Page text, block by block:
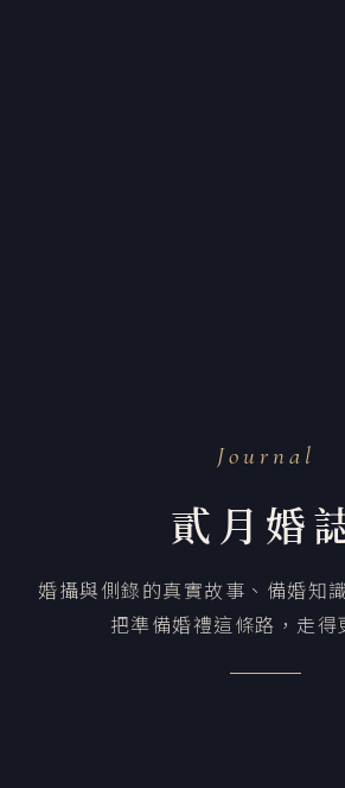
Journal
貳月婚
婚攝與側錄的真實故事、備婚
把準備婚禮這條路，走得